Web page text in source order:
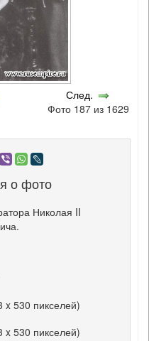
След.
Фото 187 из 1629
о фото
Николая II
x 530 пикселей)
x 530 пикселей)